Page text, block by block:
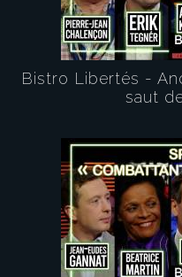
Bistro Libertés -
saut